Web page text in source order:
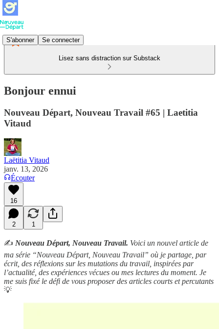
S'abonner Se connecter
Lisez sans distraction sur Substack
Bonjour ennui
Nouveau Départ, Nouveau Travail #65 | Laetitia
Vitaud
Laëtitia Vitaud
janv. 13, 2026
Écouter
16
2 1
✍️ Nouveau Départ, Nouveau Travail. Voici un nouvel article de
ma série “Nouveau Départ, Nouveau Travail” où je partage, par
écrit, des réflexions sur les mutations du travail, inspirées par
l’actualité, des expériences vécues ou mes lectures du moment. Je
me suis fixé le défi de vous proposer des articles courts et percutants
💡